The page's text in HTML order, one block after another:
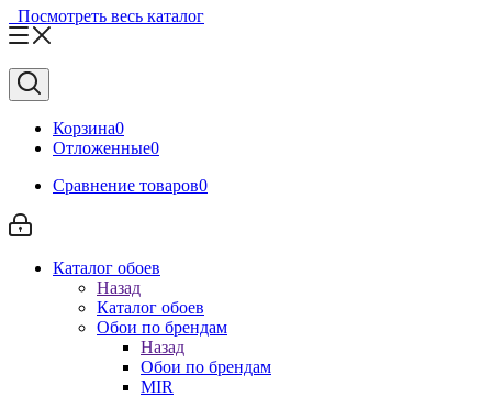
Посмотреть весь каталог
Корзина0
Отложенные0
Сравнение товаров0
Каталог обоев
Назад
Каталог обоев
Обои по брендам
Назад
Обои по брендам
MIR